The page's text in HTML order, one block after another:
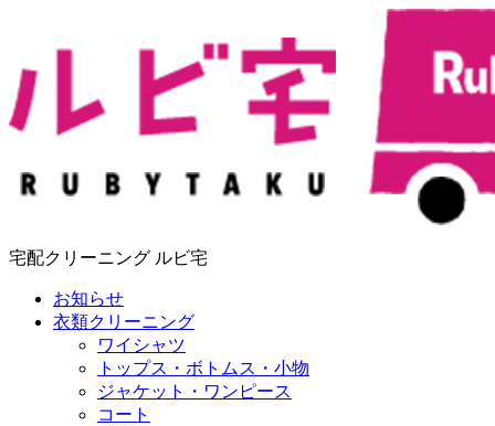
宅配クリーニング ルビ宅
お知らせ
衣類クリーニング
ワイシャツ
トップス・ボトムス・小物
ジャケット・ワンピース
コート